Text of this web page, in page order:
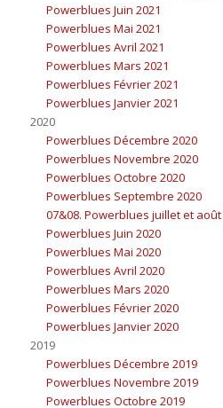
Powerblues Juin 2021
Powerblues Mai 2021
Powerblues Avril 2021
Powerblues Mars 2021
Powerblues Février 2021
Powerblues Janvier 2021
2020
Powerblues Décembre 2020
Powerblues Novembre 2020
Powerblues Octobre 2020
Powerblues Septembre 2020
07&08. Powerblues juillet et août
Powerblues Juin 2020
Powerblues Mai 2020
Powerblues Avril 2020
Powerblues Mars 2020
Powerblues Février 2020
Powerblues Janvier 2020
2019
Powerblues Décembre 2019
Powerblues Novembre 2019
Powerblues Octobre 2019